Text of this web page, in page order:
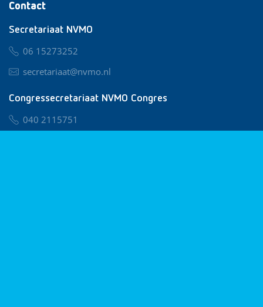
Contact
Secretariaat NVMO
06 15273252
secretariaat@nvmo.nl
Congressecretariaat NVMO Congres
040 2115751